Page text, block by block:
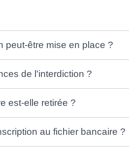
peut-être mise en place ?
de l'interdiction ?
est-elle retirée ?
au fichier bancaire ?